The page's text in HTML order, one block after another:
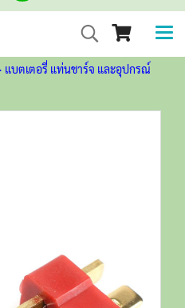
แบตเตอรี่ แท่นชาร์จ และอุปกรณ์